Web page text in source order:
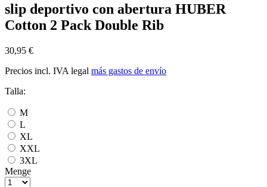
slip deportivo con abertura HUBER
Cotton 2 Pack Double Rib
30,95 €
Precios incl. IVA legal más gastos de envío
Talla:
M
L
XL
XXL
3XL
Menge